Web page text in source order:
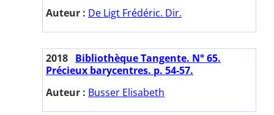
Auteur : De Ligt Frédéric. Dir.
2018 Bibliothèque Tangente. N° 65.
Précieux barycentres. p. 54-57.
Auteur : Busser Elisabeth